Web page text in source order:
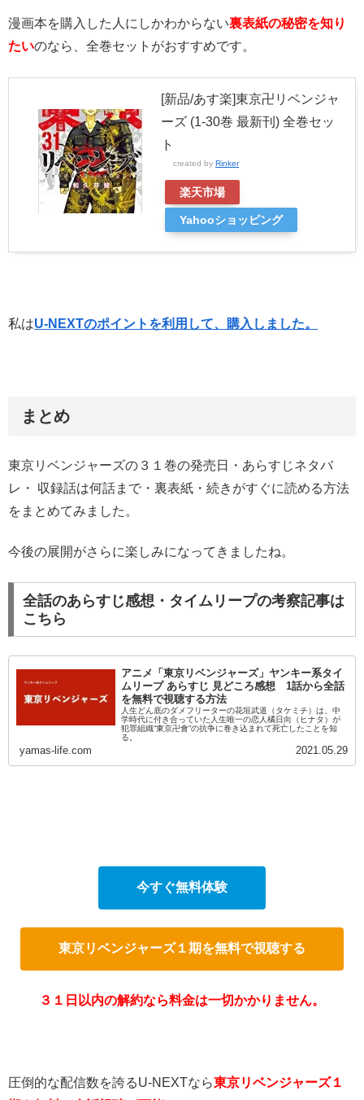
漫画本を購入した人にしかわからない裏表紙の秘密を知り
たいのなら、全巻セットがおすすめです。
[新品/あす楽]東京卍リベンジャ
ーズ (1-30巻 最新刊) 全巻セッ
ト
created by Rinker
楽天市場
Yahooショッピング
私はU-NEXTのポイントを利用して、購入しました。
まとめ
東京リベンジャーズの３１巻の発売日・あらすじネタバ
レ・ 収録話は何話まで・裏表紙・続きがすぐに読める方法
をまとめてみました。
今後の展開がさらに楽しみになってきましたね。
全話のあらすじ感想・タイムリープの考察記事は
こちら
アニメ「東京リベンジャーズ」ヤンキー系タイ
ムリープ あらすじ 見どころ感想 1話から全話
を無料で視聴する方法
人生どん底のダメフリーターの花垣武道（タケミチ）は、中
学時代に付き合っていた人生唯一の恋人橘日向（ヒナタ）が
犯罪組織“東京卍會”の抗争に巻き込まれて死亡したことを知
る。
yamas-life.com 2021.05.29
今すぐ無料体験
東京リベンジャーズ１期を無料で視聴する
３１日以内の解約なら料金は一切かかりません。
圧倒的な配信数を誇るU-NEXTなら東京リベンジャーズ１